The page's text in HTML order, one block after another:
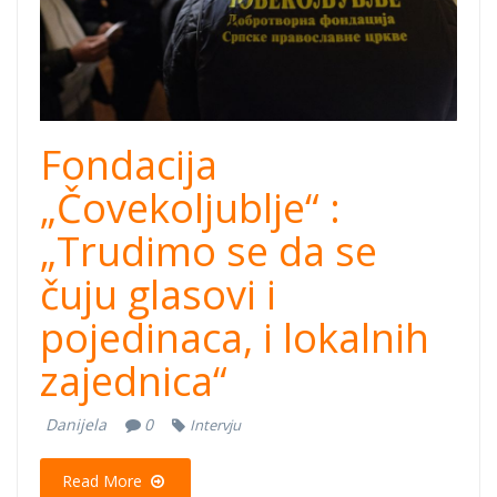
Fondacija
„Čovekoljublje“ :
„Trudimo se da se
čuju glasovi i
pojedinaca, i lokalnih
zajednica“
Danijela 0 Intervju
Read More